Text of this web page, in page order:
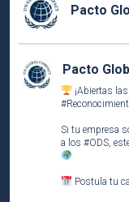
Pacto
Pacto
¡Abiertas
Si tu empresa
a los #ODS ,
Postula tu